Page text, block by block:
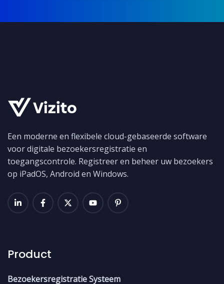
Een moderne en flexibele cloud-gebaseerde software
voor digitale bezoekersregistratie en
toegangscontrole. Registreer en beheer uw bezoekers
op iPadOS, Android en Windows.
Product
Bezoekersregistratie Systeem